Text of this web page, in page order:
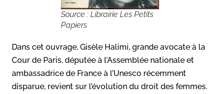
Source : Librairie Les Petits
Papiers
Dans cet ouvrage, Gisèle Halimi, grande avocate à la
Cour de Paris, députée à l’Assemblée nationale et
ambassadrice de France à l’Unesco récemment
disparue, revient sur l’évolution du droit des femmes.